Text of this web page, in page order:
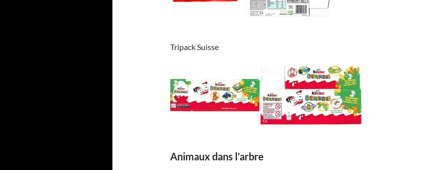
Tripack Suisse
Animaux dans l’arbre